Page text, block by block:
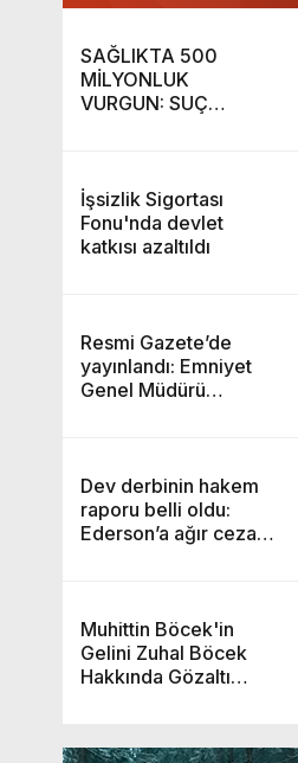
SAĞLIKTA 500
MİLYONLUK
VURGUN: SUÇ
İşsizlik Sigortası
Fonu'nda devlet
katkısı azaltıldı
Resmi Gazete’de
yayınlandı: Emniyet
Genel Müdürü
Dev derbinin hakem
raporu belli oldu:
Ederson’a ağır ceza
Muhittin Böcek'in
Gelini Zuhal Böcek
Hakkında Gözaltı